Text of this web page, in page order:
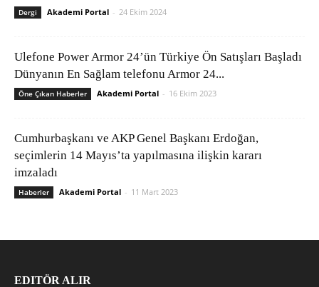
Dergi Akademi Portal - 24 Ekim 2024
Ulefone Power Armor 24’ün Türkiye Ön Satışları Başladı
Dünyanın En Sağlam telefonu Armor 24...
Öne Çıkan Haberler Akademi Portal - 16 Ekim 2023
Cumhurbaşkanı ve AKP Genel Başkanı Erdoğan,
seçimlerin 14 Mayıs’ta yapılmasına ilişkin kararı
imzaladı
Haberler Akademi Portal - 11 Mart 2023
EDITÖR ALIR